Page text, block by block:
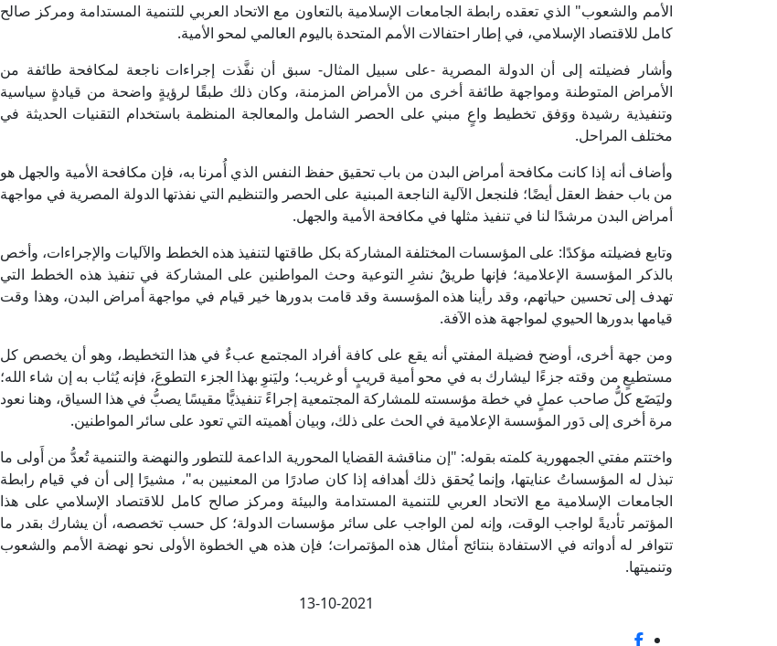
الأمم والشعوب" الذي تعقده رابطة الجامعات الإسلامية بالتعاون مع الاتحاد العربي للتنمية المستدامة ومركز صالح
كامل للاقتصاد الإسلامي، في إطار احتفالات الأمم المتحدة باليوم العالمي لمحو الأمية.
وأشار فضيلته إلى أن الدولة المصرية -على سبيل المثال- سبق أن نفَّذت إجراءات ناجعة لمكافحة طائفة من
الأمراض المتوطنة ومواجهة طائفة أخرى من الأمراض المزمنة، وكان ذلك طبقًا لرؤيةٍ واضحة من قيادةٍ سياسية
وتنفيذية رشيدة ووَفق تخطيط واعٍ مبني على الحصر الشامل والمعالجة المنظمة باستخدام التقنيات الحديثة في
مختلف المراحل.
وأضاف أنه إذا كانت مكافحة أمراض البدن من باب تحقيق حفظ النفس الذي أُمرنا به، فإن مكافحة الأمية والجهل هو
من باب حفظ العقل أيضًا؛ فلنجعل الآلية الناجعة المبنية على الحصر والتنظيم التي نفذتها الدولة المصرية في مواجهة
أمراض البدن مرشدًا لنا في تنفيذ مثلها في مكافحة الأمية والجهل.
وتابع فضيلته مؤكدًا: على المؤسسات المختلفة المشاركة بكل طاقتها لتنفيذ هذه الخطط والآليات والإجراءات، وأخص
بالذكر المؤسسة الإعلامية؛ فإنها طريقُ نشرِ التوعية وحث المواطنين على المشاركة في تنفيذ هذه الخطط التي
تهدف إلى تحسين حياتهم، وقد رأينا هذه المؤسسة وقد قامت بدورها خير قيام في مواجهة أمراض البدن، وهذا وقت
قيامها بدورها الحيوي لمواجهة هذه الآفة.
ومن جهة أخرى، أوضح فضيلة المفتي أنه يقع على كافة أفراد المجتمع عبءٌ في هذا التخطيط، وهو أن يخصص كل
مستطيعٍ من وقته جزءًا ليشارك به في محو أمية قريبٍ أو غريب؛ وليَنوِ بهذا الجزء التطوعَ، فإنه يُثاب به إن شاء الله؛
وليَضَع كلُّ صاحب عملٍ في خطة مؤسسته للمشاركة المجتمعية إجراءً تنفيذيًّا مقيسًا يصبُّ في هذا السياق، وهنا نعود
مرة أخرى إلى دَور المؤسسة الإعلامية في الحث على ذلك، وبيان أهميته التي تعود على سائر المواطنين.
واختتم مفتي الجمهورية كلمته بقوله: "إن مناقشة القضايا المحورية الداعمة للتطور والنهضة والتنمية تُعدُّ من أَولى ما
تبذل له المؤسساتُ عنايتها، وإنما يُحقق ذلك أهدافه إذا كان صادرًا من المعنيين به"، مشيرًا إلى أن في قيام رابطة
الجامعات الإسلامية مع الاتحاد العربي للتنمية المستدامة والبيئة ومركز صالح كامل للاقتصاد الإسلامي على هذا
المؤتمر تأديةً لواجب الوقت، وإنه لمن الواجب على سائر مؤسسات الدولة؛ كل حسب تخصصه، أن يشارك بقدر ما
تتوافر له أدواته في الاستفادة بنتائج أمثال هذه المؤتمرات؛ فإن هذه هي الخطوة الأولى نحو نهضة الأمم والشعوب
وتنميتها.
13-10-2021